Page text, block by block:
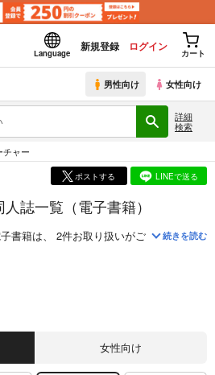
Language
新規登録 ログイン
カート
男性向け 女性向け
詳細
検索
チャー
ポストする LINEで送る
人誌一覧（電子書籍）
書籍は、 2件お取り扱いがございます。「
続きを読む
女性向け